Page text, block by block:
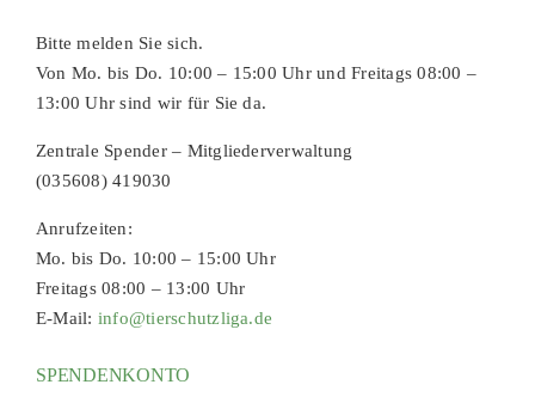
Bitte melden Sie sich.
Von Mo. bis Do. 10:00 – 15:00 Uhr und Freitags 08:00 –
13:00 Uhr sind wir für Sie da.
Zentrale Spender – Mitgliederverwaltung
(035608) 419030
Anrufzeiten:
Mo. bis Do. 10:00 – 15:00 Uhr
Freitags 08:00 – 13:00 Uhr
E-Mail: info@tierschutzliga.de
SPENDENKONTO